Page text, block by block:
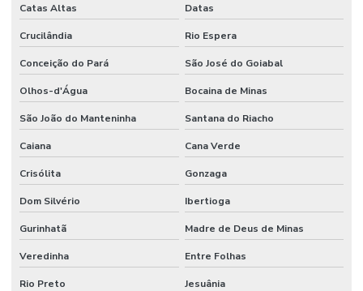
Catas Altas Datas
Crucilândia Rio Espera
Conceição do Pará São José do Goiabal
Olhos-d'Água Bocaina de Minas
São João do Manteninha Santana do Riacho
Caiana Cana Verde
Crisólita Gonzaga
Dom Silvério Ibertioga
Gurinhatã Madre de Deus de Minas
Veredinha Entre Folhas
Rio Preto Jesuânia